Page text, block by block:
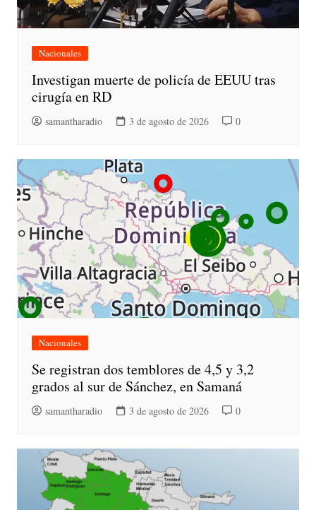
Nacionales
Investigan muerte de policía de EEUU tras
cirugía en RD
samantharadio 3 de agosto de 2026 0
Nacionales
Se registran dos temblores de 4,5 y 3,2
grados al sur de Sánchez, en Samaná
samantharadio 3 de agosto de 2026 0